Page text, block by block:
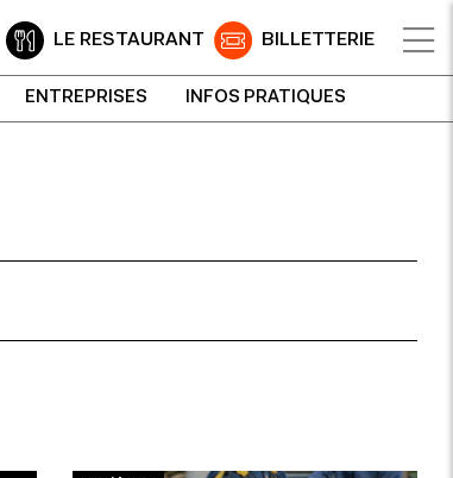
LE RESTAURANT BILLETTERIE
ENTREPRISES INFOS PRATIQUES